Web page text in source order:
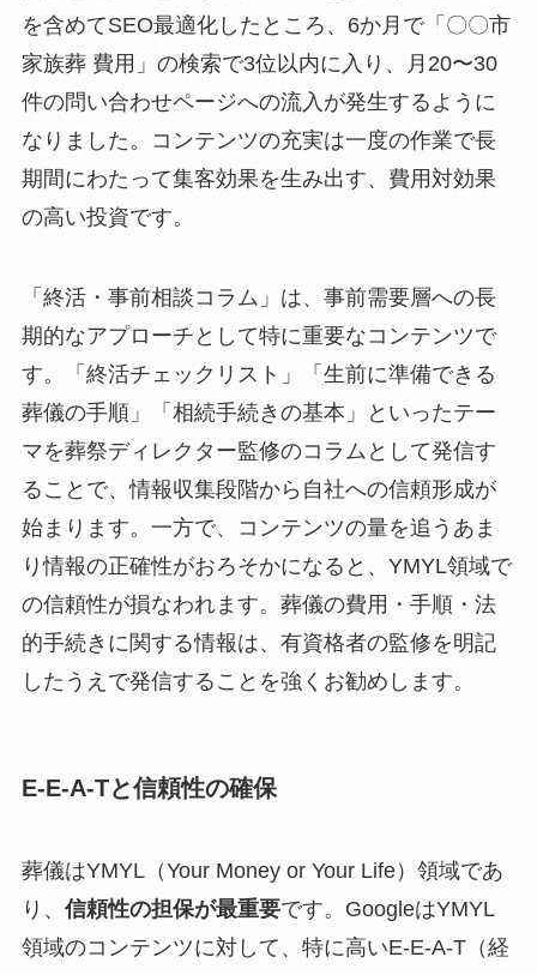
を含めてSEO最適化したところ、6か月で「〇〇市
家族葬 費用」の検索で3位以内に入り、月20〜30
件の問い合わせページへの流入が発生するように
なりました。コンテンツの充実は一度の作業で長
期間にわたって集客効果を生み出す、費用対効果
の高い投資です。
「終活・事前相談コラム」は、事前需要層への長
期的なアプローチとして特に重要なコンテンツで
す。「終活チェックリスト」「生前に準備できる
葬儀の手順」「相続手続きの基本」といったテー
マを葬祭ディレクター監修のコラムとして発信す
ることで、情報収集段階から自社への信頼形成が
始まります。一方で、コンテンツの量を追うあま
り情報の正確性がおろそかになると、YMYL領域で
の信頼性が損なわれます。葬儀の費用・手順・法
的手続きに関する情報は、有資格者の監修を明記
したうえで発信することを強くお勧めします。
E-E-A-Tと信頼性の確保
葬儀はYMYL（Your Money or Your Life）領域であ
り、 信頼性の担保が最重要です。GoogleはYMYL
領域のコンテンツに対して、特に高いE-E-A-T（経